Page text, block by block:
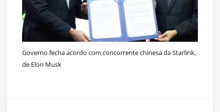
Governo fecha acordo com concorrente chinesa da Starlink,
de Elon Musk